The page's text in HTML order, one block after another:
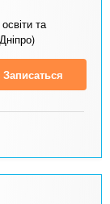
та
Записаться